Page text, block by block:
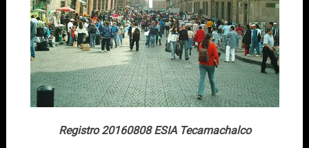
Registro 20160808 ESIA Tecamachalco